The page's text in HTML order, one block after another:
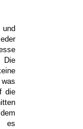
Die
die
es